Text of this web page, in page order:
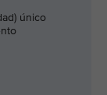
único